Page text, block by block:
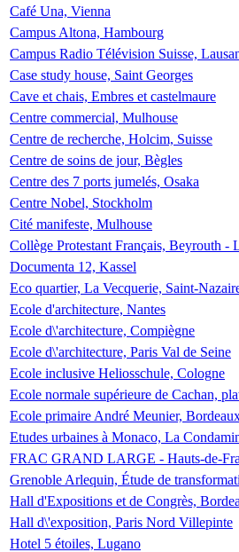
Café Una, Vienna
Campus Altona, Hambourg
Campus Radio Télévision Suisse,
Case study house, Saint Georges
Cave et chais, Embres et castelmaure
Centre commercial, Mulhouse
Centre de recherche, Holcim, Suisse
Centre de soins de jour, Bègles
Centre des 7 ports jumelés, Osaka
Centre Nobel, Stockholm
Cité manifeste, Mulhouse
Collège Protestant Français, Beyrouth -
Documenta 12, Kassel
Eco quartier, La Vecquerie, Saint-
Ecole d'architecture, Nantes
Ecole d\'architecture, Compiègne
Ecole d\'architecture, Paris Val de Seine
Ecole inclusive Heliosschule, Cologne
Ecole normale supérieure de Cachan,
Ecole primaire André Meunier,
Etudes urbaines à Monaco, La
FRAC GRAND LARGE - Hauts-de-
Grenoble Arlequin, Étude de
Hall d'Expositions et de Congrès,
Hall d\'exposition, Paris Nord Villepinte
Hotel 5 étoiles, Lugano